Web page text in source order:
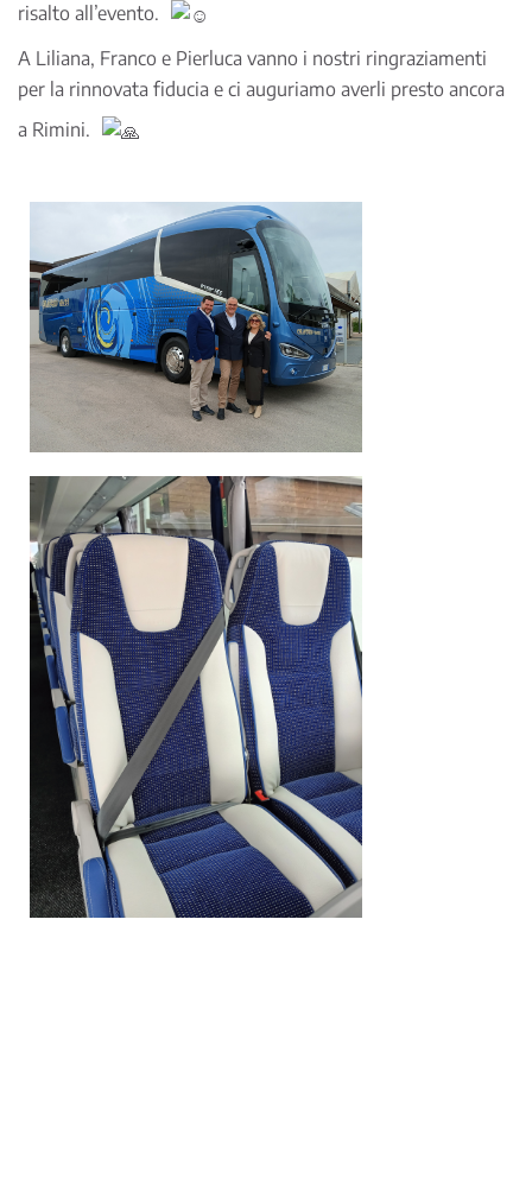
risalto all’evento.
A Liliana, Franco e Pierluca vanno i nostri ringraziamenti
per la rinnovata fiducia e ci auguriamo averli presto ancora
a Rimini.